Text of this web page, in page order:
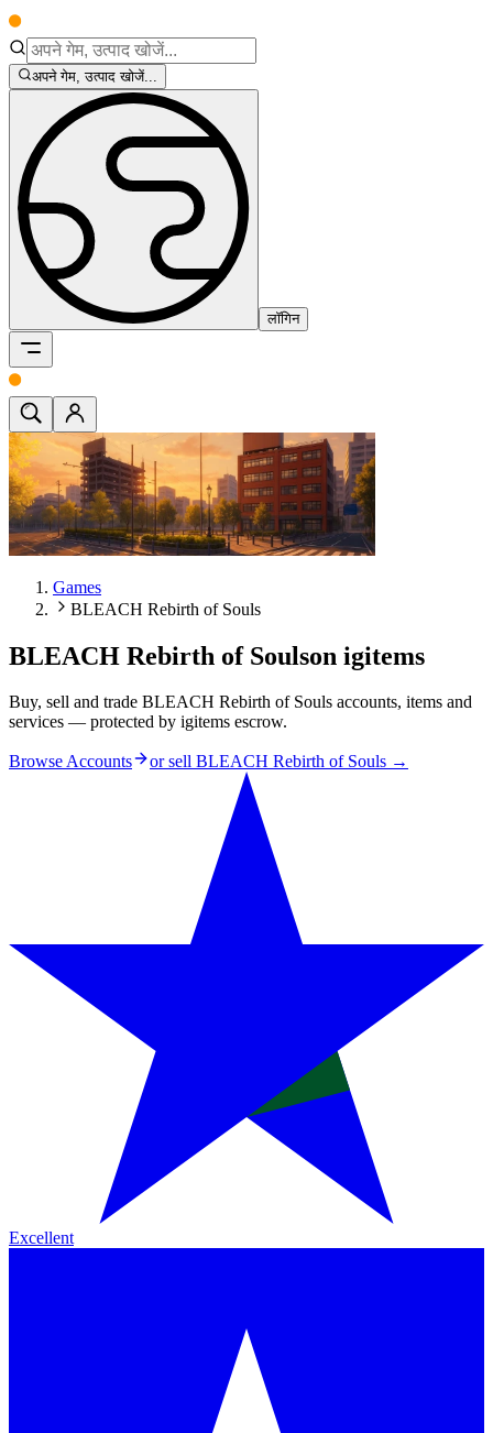
अपने गेम, उत्पाद खोजें...
लॉगिन
Games
BLEACH Rebirth of Souls
BLEACH Rebirth of Soulson igitems
Buy, sell and trade BLEACH Rebirth of Souls accounts, items and
services — protected by igitems escrow.
Browse Accounts or sell BLEACH Rebirth of Souls →
Excellent